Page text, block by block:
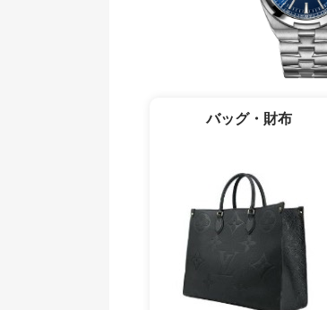
バッグ・財布